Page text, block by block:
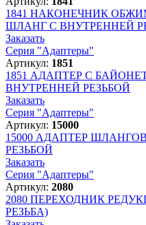
1841 НАКОНЕЧНИК
ШЛАНГ С ВНУТРЕННЕЙ
Заказать
Серия "Адаптеры"
Артикул: 1851
1851 АДАПТЕР С
ВНУТРЕННЕЙ РЕЗЬБОЙ
Заказать
Серия "Адаптеры"
Артикул: 15000
15000 АДАПТЕР
РЕЗЬБОЙ
Заказать
Серия "Адаптеры"
Артикул: 2080
2080 ПЕРЕХОДНИК
РЕЗЬБА)